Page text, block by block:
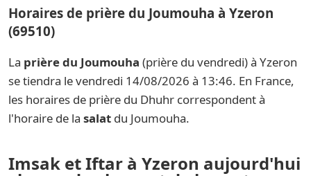
Horaires de prière du Joumouha à Yzeron
(69510)
La prière du Joumouha (prière du vendredi) à Yzeron
se tiendra le vendredi 14/08/2026 à 13:46. En France,
les horaires de prière du Dhuhr correspondent à
l'horaire de la salat du Joumouha.
Imsak et Iftar à Yzeron aujourd'hui